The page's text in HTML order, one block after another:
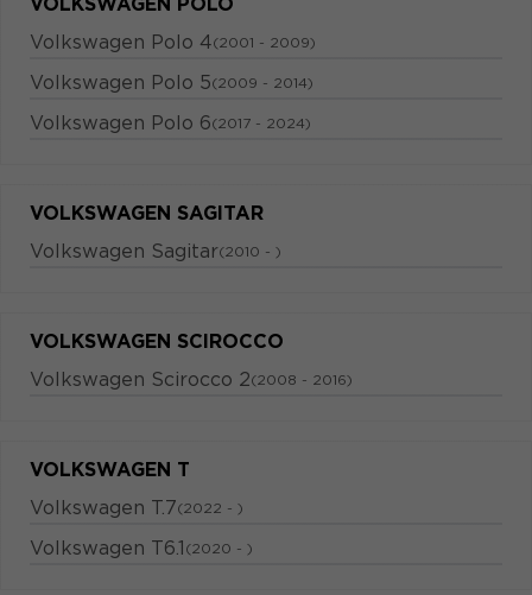
Volkswagen Polo 4(2001 - 2009)
Volkswagen Polo 5(2009 - 2014)
Volkswagen Polo 6(2017 - 2024)
VOLKSWAGEN SAGITAR
Volkswagen Sagitar(2010 - )
VOLKSWAGEN SCIROCCO
Volkswagen Scirocco 2(2008 - 2016)
VOLKSWAGEN T
Volkswagen T.7(2022 - )
Volkswagen T6.1 (2020 - )